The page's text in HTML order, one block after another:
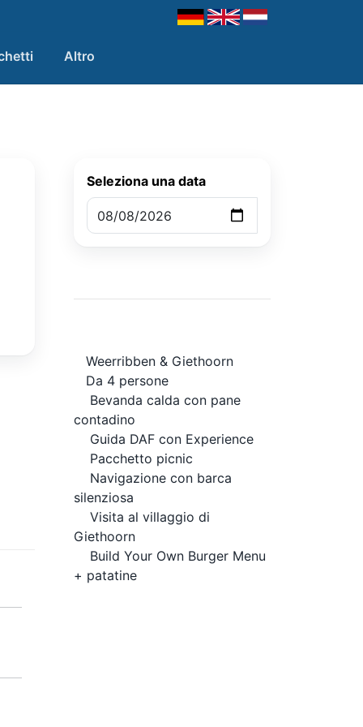
Altro
Seleziona una data
Weerribben & Giethoorn
Da 4 persone
Bevanda calda con pane
contadino
Guida DAF con Experience
Pacchetto picnic
Navigazione con barca
silenziosa
Visita al villaggio di
Giethoorn
Build Your Own Burger Menu
+ patatine